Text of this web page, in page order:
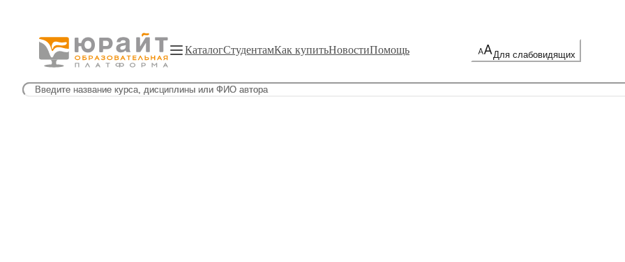
КаталогСтудентамКак купитьНовостиПомощь Для слабовидящих